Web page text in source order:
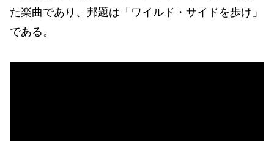
た楽曲であり、邦題は「ワイルド・サイドを歩け」
である。